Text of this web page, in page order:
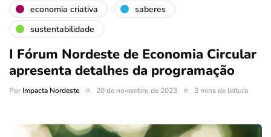
economia criativa
saberes
sustentabilidade
I Fórum Nordeste de Economia Circular
apresenta detalhes da programação
PorImpacta Nordeste 20 de novembro de 2023 3 mins de leitura